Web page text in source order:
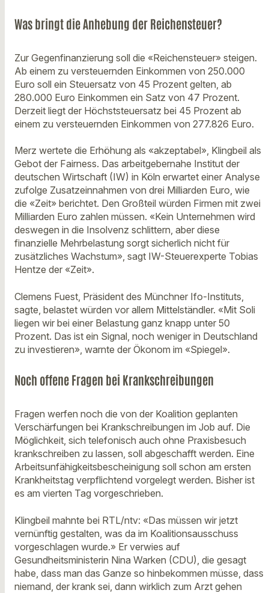
Was bringt die Anhebung der Reichensteuer?
Zur Gegenfinanzierung soll die «Reichensteuer» steigen.
Ab einem zu versteuernden Einkommen von 250.000
Euro soll ein Steuersatz von 45 Prozent gelten, ab
280.000 Euro Einkommen ein Satz von 47 Prozent.
Derzeit liegt der Höchststeuersatz bei 45 Prozent ab
einem zu versteuernden Einkommen von 277.826 Euro.
Merz wertete die Erhöhung als «akzeptabel», Klingbeil als
Gebot der Fairness. Das arbeitgebernahe Institut der
deutschen Wirtschaft (IW) in Köln erwartet einer Analyse
zufolge Zusatzeinnahmen von drei Milliarden Euro, wie
die «Zeit» berichtet. Den Großteil würden Firmen mit zwei
Milliarden Euro zahlen müssen. «Kein Unternehmen wird
deswegen in die Insolvenz schlittern, aber diese
finanzielle Mehrbelastung sorgt sicherlich nicht für
zusätzliches Wachstum», sagt IW-Steuerexperte Tobias
Hentze der «Zeit».
Clemens Fuest, Präsident des Münchner Ifo-Instituts,
sagte, belastet würden vor allem Mittelständler. «Mit Soli
liegen wir bei einer Belastung ganz knapp unter 50
Prozent. Das ist ein Signal, noch weniger in Deutschland
zu investieren», warnte der Ökonom im «Spiegel».
Noch offene Fragen bei Krankschreibungen
Fragen werfen noch die von der Koalition geplanten
Verschärfungen bei Krankschreibungen im Job auf. Die
Möglichkeit, sich telefonisch auch ohne Praxisbesuch
krankschreiben zu lassen, soll abgeschafft werden. Eine
Arbeitsunfähigkeitsbescheinigung soll schon am ersten
Krankheitstag verpflichtend vorgelegt werden. Bisher ist
es am vierten Tag vorgeschrieben.
Klingbeil mahnte bei RTL/ntv: «Das müssen wir jetzt
vernünftig gestalten, was da im Koalitionsausschuss
vorgeschlagen wurde.» Er verwies auf
Gesundheitsministerin Nina Warken (CDU), die gesagt
habe, dass man das Ganze so hinbekommen müsse, dass
niemand, der krank sei, dann wirklich zum Arzt gehen